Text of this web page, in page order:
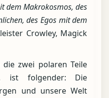
dem Makrokosmos, des
des Egos mit dem
Crowley, Magick
zwei polaren Teile
ist folgender: Die
und unsere Welt